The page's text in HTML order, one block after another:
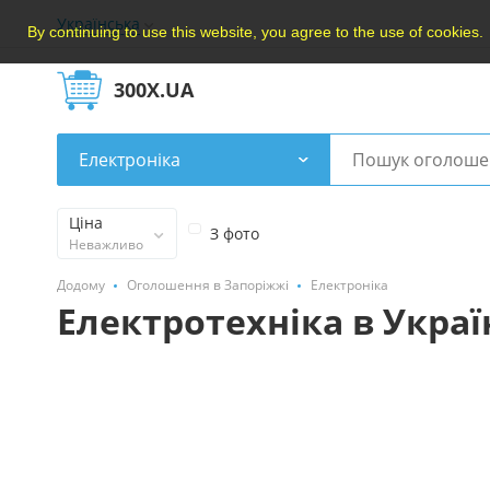
By continuing to use this website, you agree to the use of cookies.
Українська
300X.UA
Електроніка
Ціна
Неважливо
З фото
Додому Оголошення в Запоріжжі Електроніка
Електротехніка в